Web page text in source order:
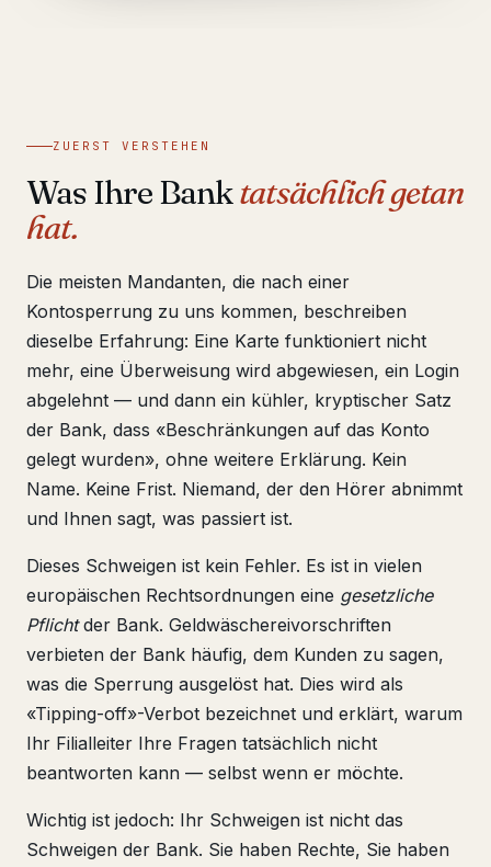
ZUERST VERSTEHEN
Was Ihre Banktatsächlich getan
hat.
Die meisten Mandanten, die nach einer
Kontosperrung zu uns kommen, beschreiben
dieselbe Erfahrung: Eine Karte funktioniert nicht
mehr, eine Überweisung wird abgewiesen, ein Login
abgelehnt — und dann ein kühler, kryptischer Satz
der Bank, dass «Beschränkungen auf das Konto
gelegt wurden», ohne weitere Erklärung. Kein
Name. Keine Frist. Niemand, der den Hörer abnimmt
und Ihnen sagt, was passiert ist.
Dieses Schweigen ist kein Fehler. Es ist in vielen
europäischen Rechtsordnungen eine gesetzliche
Pflichtder Bank. Geldwäschereivorschriften
verbieten der Bank häufig, dem Kunden zu sagen,
was die Sperrung ausgelöst hat. Dies wird als
«Tipping-off»-Verbot bezeichnet und erklärt, warum
Ihr Filialleiter Ihre Fragen tatsächlich nicht
beantworten kann — selbst wenn er möchte.
Wichtig ist jedoch: Ihr Schweigen ist nicht das
Schweigen der Bank. Sie haben Rechte, Sie haben